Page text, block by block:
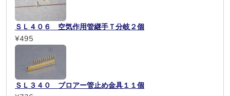
ＳＬ４０６ 空気作用管継手Ｔ分岐２個
¥495
ＳＬ３４０ ブロアー管止め金具１１個